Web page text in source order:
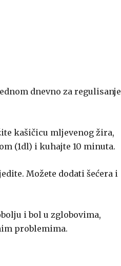
dnevno za regulisanje
kašičicu mljevenog žira,
(1dl) i kuhajte 10 minuta.
Možete dodati šećera i
i bol u zglobovima,
problemima.